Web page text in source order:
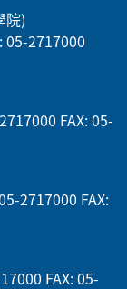
院)
05-2717000
FAX: 05-
2717000 FAX:
FAX: 05-